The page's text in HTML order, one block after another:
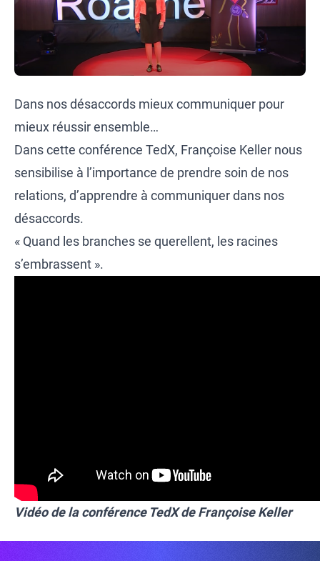
Dans nos désaccords mieux communiquer pour
mieux réussir ensemble…
Dans cette conférence TedX, Françoise Keller nous
sensibilise à l’importance de prendre soin de nos
relations, d’apprendre à communiquer dans nos
désaccords.
« Quand les branches se querellent, les racines
s’embrassent ».
Vidéo de la conférence TedX de Françoise Keller